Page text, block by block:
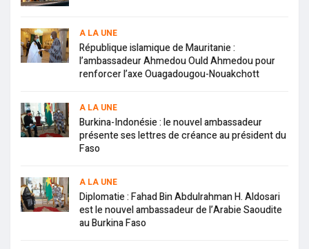
A LA UNE
République islamique de Mauritanie :
l’ambassadeur Ahmedou Ould Ahmedou pour
renforcer l’axe Ouagadougou-Nouakchott
A LA UNE
Burkina-Indonésie : le nouvel ambassadeur
présente ses lettres de créance au président du
Faso
A LA UNE
Diplomatie : Fahad Bin Abdulrahman H. Aldosari
est le nouvel ambassadeur de l’Arabie Saoudite
au Burkina Faso